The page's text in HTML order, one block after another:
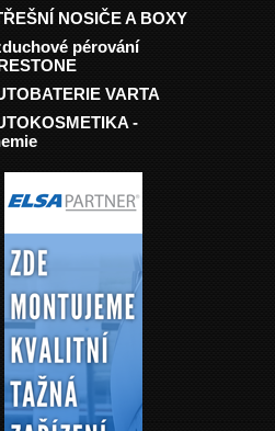
NOSIČE A BOXY
pérování
VARTA
-